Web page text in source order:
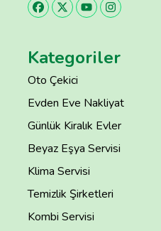
Kategoriler
Oto Çekici
Evden Eve Nakliyat
Günlük Kiralık Evler
Beyaz Eşya Servisi
Klima Servisi
Temizlik Şirketleri
Kombi Servisi